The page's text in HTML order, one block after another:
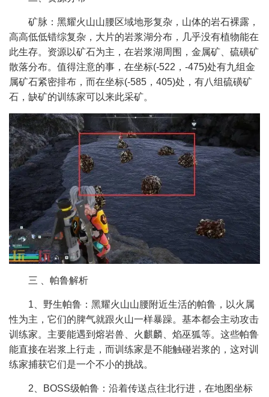
矿脉：黑耀火山山腰区域地形复杂，山体的岩石裸露，
高高低低错综复杂，大片的岩浆湖分布，几乎没有植物能在
此生存。资源以矿石为主，在岩浆湖周围，金属矿、硫磺矿
散落分布。值得注意的事，在坐标(-522，-475)处有九组金
属矿石紧密排布，而在坐标(-585，405)处，有八组硫磺矿
石，缺矿的训练家可以来此采矿。
三 、帕鲁解析
1、野生帕鲁：黑耀火山山腰附近生活的帕鲁，以火属
性为主，它们的脾气就跟火山一样暴躁。基本都会主动攻击
训练家。主要能遇到熔岩兽、火麒麟、焰巫狐等。这些帕鲁
能直接在岩浆上行走，而训练家是不能触碰岩浆的，这对训
练家捕获它们是一个不小的挑战。
2、BOSS级帕鲁：沿着传送点往北行进，在地图坐标